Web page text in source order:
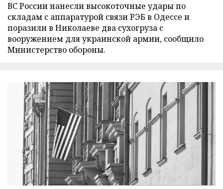
ВС России нанесли высокоточные удары по
складам с аппаратурой связи РЭБ в Одессе и
поразили в Николаеве два сухогруза с
вооружением для украинской армии, сообщило
Министерство обороны.